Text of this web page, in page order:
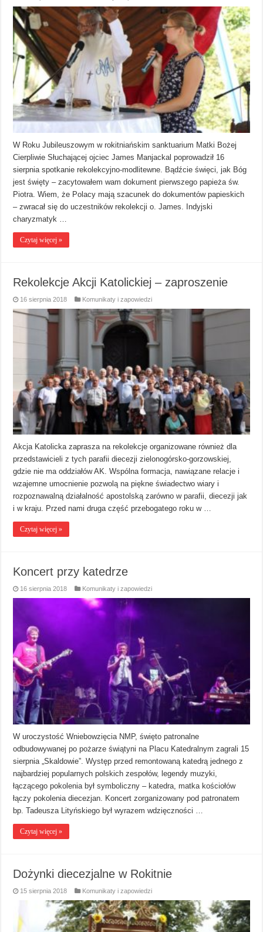
W Roku Jubileuszowym w rokitniańskim sanktuarium Matki Bożej
Cierpliwie Słuchającej ojciec James Manjackal poprowadził 16
sierpnia spotkanie rekolekcyjno-modlitewne. Bądźcie święci, jak Bóg
jest święty – zacytowałem wam dokument pierwszego papieża św.
Piotra. Wiem, że Polacy mają szacunek do dokumentów papieskich
– zwracał się do uczestników rekolekcji o. James. Indyjski
charyzmatyk …
Czytaj więcej »
Rekolekcje Akcji Katolickiej – zaproszenie
16 sierpnia 2018 Komunikaty i zapowiedzi
Akcja Katolicka zaprasza na rekolekcje organizowane również dla
przedstawicieli z tych parafii diecezji zielonogórsko-gorzowskiej,
gdzie nie ma oddziałów AK. Wspólna formacja, nawiązane relacje i
wzajemne umocnienie pozwolą na piękne świadectwo wiary i
rozpoznawalną działalność apostolską zarówno w parafii, diecezji jak
i w kraju. Przed nami druga część przebogatego roku w …
Czytaj więcej »
Koncert przy katedrze
16 sierpnia 2018 Komunikaty i zapowiedzi
W uroczystość Wniebowzięcia NMP, święto patronalne
odbudowywanej po pożarze świątyni na Placu Katedralnym zagrali 15
sierpnia „Skaldowie”. Występ przed remontowaną katedrą jednego z
najbardziej popularnych polskich zespołów, legendy muzyki,
łączącego pokolenia był symboliczny – katedra, matka kościołów
łączy pokolenia diecezjan. Koncert zorganizowany pod patronatem
bp. Tadeusza Lityńskiego był wyrazem wdzięczności …
Czytaj więcej »
Dożynki diecezjalne w Rokitnie
15 sierpnia 2018 Komunikaty i zapowiedzi